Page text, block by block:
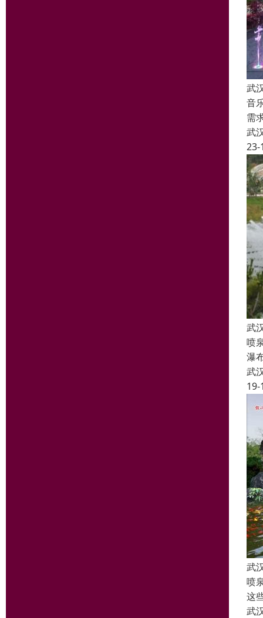
武
音
需
武
23-
武
喷
瀑
武
19-
武
喷
这
武